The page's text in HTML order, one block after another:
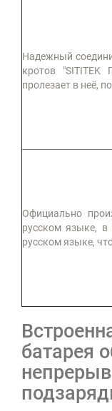
Надежный
кротов "SITITEK
пролезает в неё,
Официально
русском языке, в
русском языке,
батарея